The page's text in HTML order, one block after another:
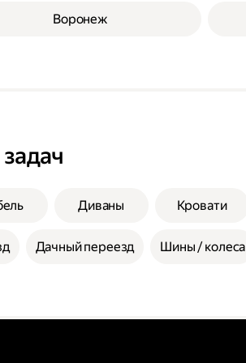
Воронеж
Диваны Кровати
Дачный переезд Шины / колеса